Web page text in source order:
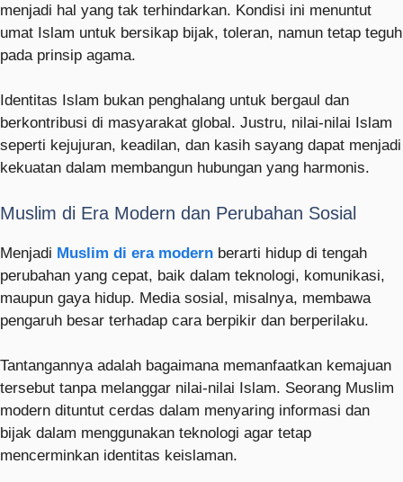
menjadi hal yang tak terhindarkan. Kondisi ini menuntut
umat Islam untuk bersikap bijak, toleran, namun tetap teguh
pada prinsip agama.
Identitas Islam bukan penghalang untuk bergaul dan
berkontribusi di masyarakat global. Justru, nilai-nilai Islam
seperti kejujuran, keadilan, dan kasih sayang dapat menjadi
kekuatan dalam membangun hubungan yang harmonis.
Muslim di Era Modern dan Perubahan Sosial
Menjadi Muslim di era modern berarti hidup di tengah
perubahan yang cepat, baik dalam teknologi, komunikasi,
maupun gaya hidup. Media sosial, misalnya, membawa
pengaruh besar terhadap cara berpikir dan berperilaku.
Tantangannya adalah bagaimana memanfaatkan kemajuan
tersebut tanpa melanggar nilai-nilai Islam. Seorang Muslim
modern dituntut cerdas dalam menyaring informasi dan
bijak dalam menggunakan teknologi agar tetap
mencerminkan identitas keislaman.